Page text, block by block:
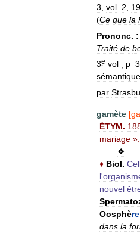
3 vol 2
(Ce que la
Prononc. :
Traité de
3e vol p
par
gamète [
ÉTYM.
mariage ».
❖
♦ Biol.
l'
nouvel
Oosphère
dans la